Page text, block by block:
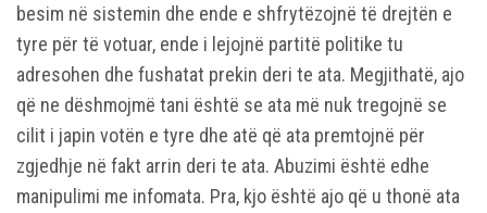
besim në sistemin dhe ende e shfrytëzojnë të drejtën e
tyre për të votuar, ende i lejojnë partitë politike tu
adresohen dhe fushatat prekin deri te ata. Megjithatë, ajo
që ne dëshmojmë tani është se ata më nuk tregojnë se
cilit i japin votën e tyre dhe atë që ata premtojnë për
zgjedhje në fakt arrin deri te ata. Abuzimi është edhe
manipulimi me infomata. Pra, kjo është ajo që u thonë ata